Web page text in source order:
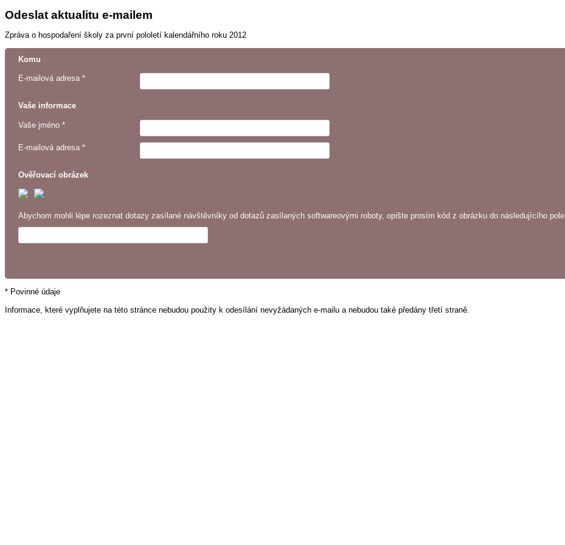
Odeslat aktualitu e-mailem
Zpráva o hospodaření školy za první pololetí kalendářního roku 2012
Komu
E-mailová adresa *
Vaše informace
Vaše jméno *
E-mailová adresa *
Ověřovací obrázek
Abychom mohli lépe rozeznat dotazy zasílané návštěvníky od dotazů zasílaných softwareovými roboty, opište prosím kód z obrázku do následujícího pole
* Povinné údaje
Informace, které vyplňujete na této stránce nebudou použity k odesílání nevyžádaných e-mailu a nebudou také předány třetí straně.